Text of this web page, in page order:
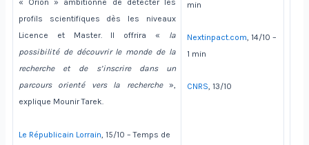
« Orion » ambitionne de détecter les
profils scientifiques dès les niveaux
Licence et Master. Il offrira « la
possibilité de découvrir le monde de la
recherche et de s’inscrire dans un
parcours orienté vers la recherche»,
explique Mounir Tarek.
Le Républicain Lorrain , 15/10 – Temps de
min
Nextinpact.com, 14/10 –
1 min
CNRS, 13/10